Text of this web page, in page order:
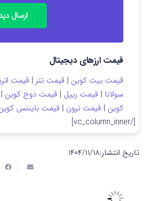
ارسال
قیمت ارزهای دیجیتال
قیمت بیت کوین | قیمت تتر | قیمت
سولانا | قیمت ریپل | قیمت دوج کوین |
کوین | قیمت ترون | قیمت بایننس
[/vc_column_inner]
تاریخ انتشار:۱۴۰۴/۱۱/۱۸